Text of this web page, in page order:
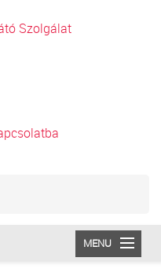
MENU